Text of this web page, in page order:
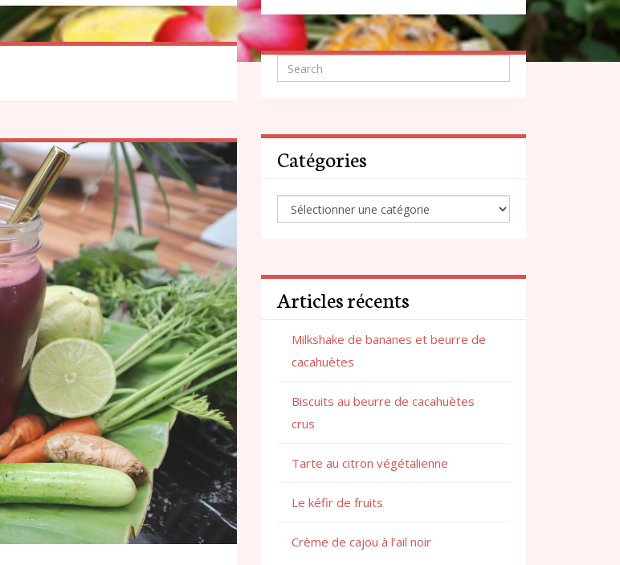
Catégories
Articles récents
Milkshake de bananes et beurre de
cacahuètes
Biscuits au beurre de cacahuètes
crus
Tarte au citron végétalienne
Le kéfir de fruits
Crème de cajou à l’ail noir